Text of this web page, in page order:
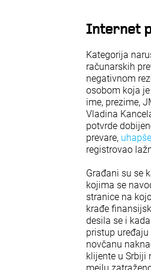
Internet
Kategorija
računarskih
negativnom
osobom koja
ime, prezime,
Vladina
potvrde
prevare,
registrovao
Građani su se
kojima se
stranice na
krađe
desila se i
pristup
novčanu
klijente u Srbiji